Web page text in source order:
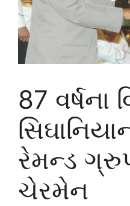
87
રેમન્ડ
ચેરમેન